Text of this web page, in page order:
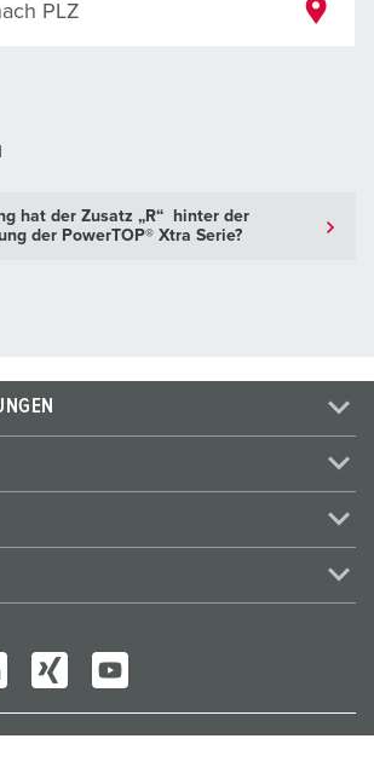
PLZ
hat der Zusatz „R“ hinter der
der PowerTOP® Xtra Serie?